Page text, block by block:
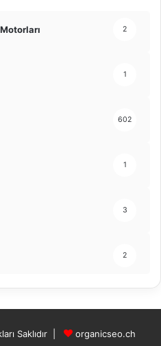
2
1
602
1
3
2
Saklıdır | organicseo.ch